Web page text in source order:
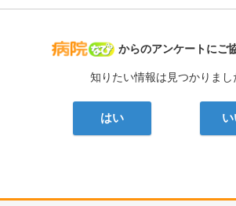
病院なび
からのアンケートにご
知りたい情報は見つかりまし
はい い